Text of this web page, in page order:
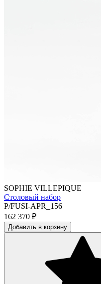
SOPHIE VILLEPIQUE
Столовый набор
P/FUSI-APR_156
162 370 ₽
Добавить в корзину